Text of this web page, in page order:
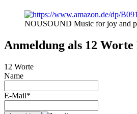
NOUSOUND Music for joy and
Anmeldung als 12
12 Worte
Name
E-Mail*